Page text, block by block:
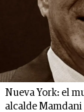
Nueva York: el
alcalde